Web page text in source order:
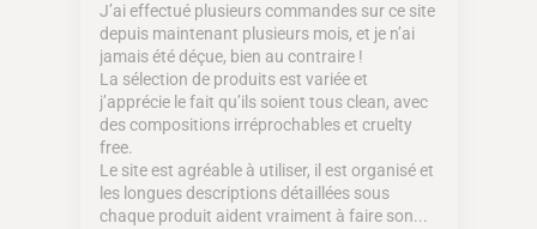
J’ai effectué plusieurs commandes sur ce site
depuis maintenant plusieurs mois, et je n’ai
jamais été déçue, bien au contraire !
La sélection de produits est variée et
j’apprécie le fait qu’ils soient tous clean, avec
des compositions irréprochables et cruelty
free.
Le site est agréable à utiliser, il est organisé et
les longues descriptions détaillées sous
chaque produit aident vraiment à faire son...